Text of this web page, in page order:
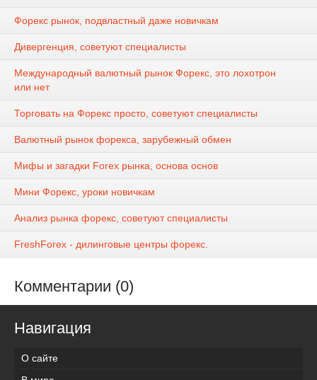
Форекс рынок, подвластный даже новичкам
Дивергенция, советуют специалисты
Международный валютный рынок Форекс, это лохотрон
или нет
Торговать на Форекс просто, советуют специалисты
Валютный рынок форекса, зарубежный обмен
Мифы и загадки Forex рынка, основа основ
Мини Форекс, уроки новичкам
Анализ рынка форекс, советуют специалисты
FreshForex - дилинговые центры форекс.
Комментарии (0)
Навигация
О сайте